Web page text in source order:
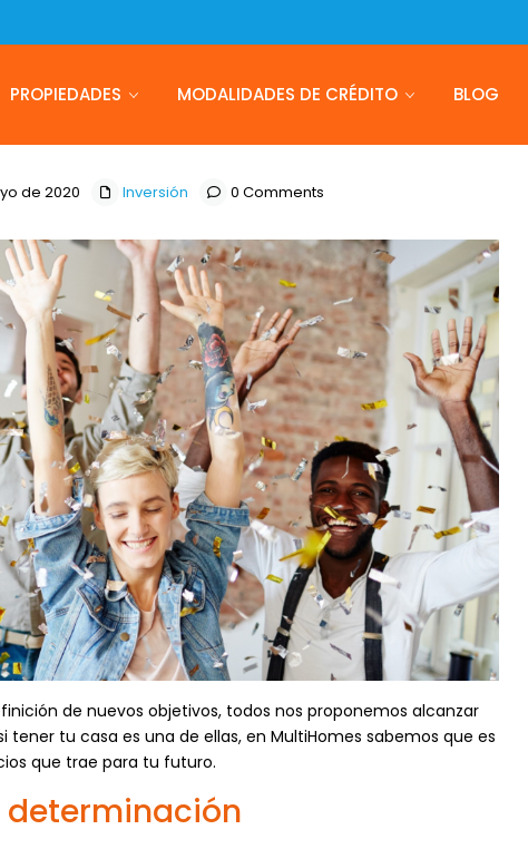
PROPIEDADES MODALIDADES DE CRÉDITO BLOG
de 2020 Inversión 0 Comments
de nuevos objetivos, todos nos proponemos alcanzar
tu casa es una de ellas, en MultiHomes sabemos que es
que trae para tu futuro.
determinación